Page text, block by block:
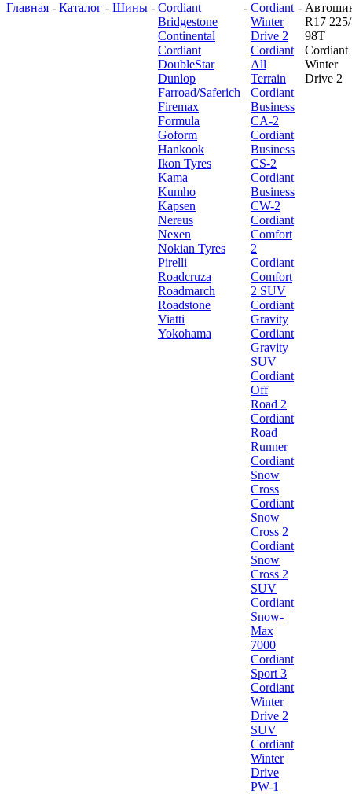
Главная - Каталог - Шины - Cordiant
Bridgestone
Continental
Cordiant
DoubleStar
Dunlop
Farroad/Saferich
Firemax
Formula
Goform
Hankook
Ikon Tyres
Kama
Kumho
Kapsen
Nereus
Nexen
Nokian Tyres
Pirelli
Roadcruza
Roadmarch
Roadstone
Viatti
Yokohama
- Cordiant
Winter
Drive 2
Cordiant
All
Terrain
Cordiant
Business
CA-2
Cordiant
Business
CS-2
Cordiant
Business
CW-2
Cordiant
Comfort
2
Cordiant
Comfort
2 SUV
Cordiant
Gravity
Cordiant
Gravity
SUV
Cordiant
Off
Road 2
Cordiant
Road
Runner
Cordiant
Snow
Cross
Cordiant
Snow
Cross 2
Cordiant
Snow
Cross 2
SUV
Cordiant
Snow-
Max
7000
Cordiant
Sport 3
Cordiant
Winter
Drive 2
SUV
Cordiant
Winter
Drive
PW-1
-
R17
98T
Cordiant
Winter
Drive 2